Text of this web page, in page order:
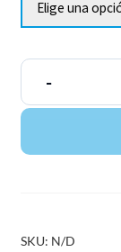
-
SKU: N/D